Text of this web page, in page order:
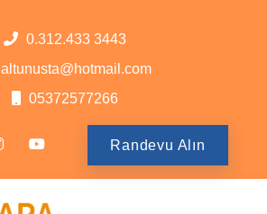
0.312.433 3443
altunusta@hotmail.com
05372577266
Randevu Alın